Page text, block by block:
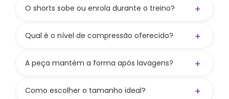
composição 84% PES / 16% PUE garante zero
O shorts sobe ou enrola durante o treino? +
shorts firme no lugar, sem subir, enrolar ou
Qual é o nível de compressão oferecido? +
e mantendo liberdade nos movimentos.
A peça mantém a forma após lavagens? +
firmeza e elasticidade.
Como escolher o tamanho ideal? +